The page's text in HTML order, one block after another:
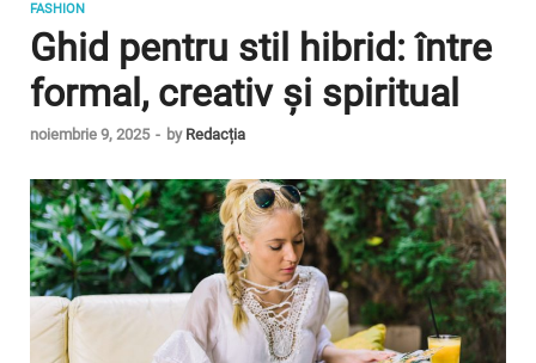
FASHION
Ghid pentru stil hibrid: între
formal, creativ și spiritual
noiembrie 9, 2025 - by Redacția